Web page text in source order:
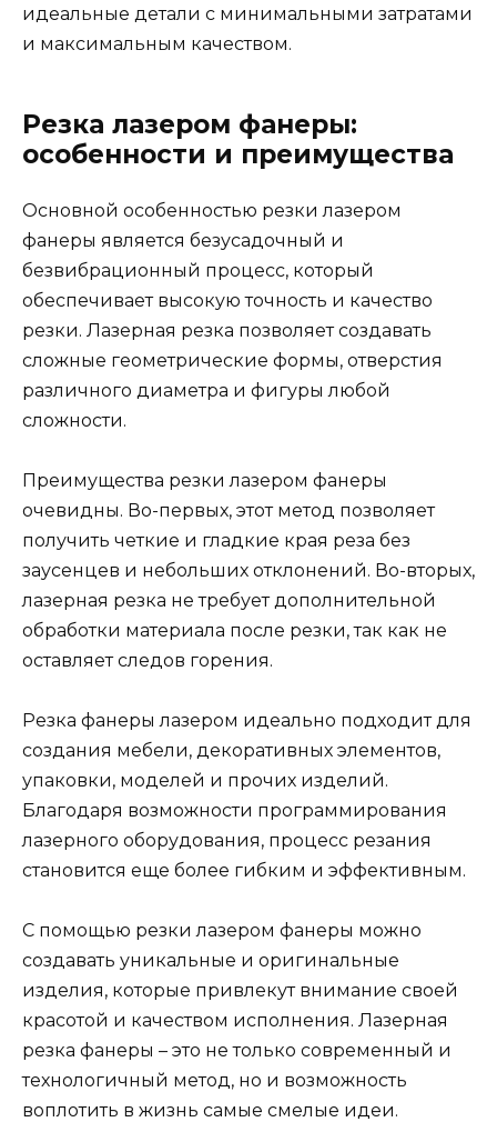
идеальные детали с минимальными затратами
и максимальным качеством.
Резка лазером фанеры:
особенности и преимущества
Основной особенностью резки лазером
фанеры является безусадочный и
безвибрационный процесс, который
обеспечивает высокую точность и качество
резки. Лазерная резка позволяет создавать
сложные геометрические формы, отверстия
различного диаметра и фигуры любой
сложности.
Преимущества резки лазером фанеры
очевидны. Во-первых, этот метод позволяет
получить четкие и гладкие края реза без
заусенцев и небольших отклонений. Во-вторых,
лазерная резка не требует дополнительной
обработки материала после резки, так как не
оставляет следов горения.
Резка фанеры лазером идеально подходит для
создания мебели, декоративных элементов,
упаковки, моделей и прочих изделий.
Благодаря возможности программирования
лазерного оборудования, процесс резания
становится еще более гибким и эффективным.
С помощью резки лазером фанеры можно
создавать уникальные и оригинальные
изделия, которые привлекут внимание своей
красотой и качеством исполнения. Лазерная
резка фанеры – это не только современный и
технологичный метод, но и возможность
воплотить в жизнь самые смелые идеи.